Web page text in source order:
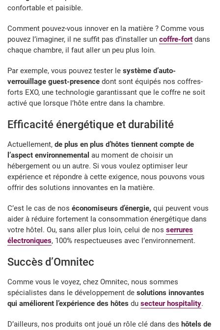
confortable et paisible.
Comment pouvez-vous innover en la matière ? Comme vous
pouvez l’imaginer, il ne suffit pas d’installer un coffre-fort dans
chaque chambre, il faut aller un peu plus loin.
Par exemple, vous pouvez tester le système d’auto-
verrouillage guest-presence dont sont équipés nos coffres-
forts EXO, une technologie garantissant que le coffre ne soit
activé que lorsque l’hôte entre dans la chambre.
Efficacité énergétique et durabilité
Actuellement, de plus en plus d’hôtes tiennent compte de
l’aspect environnemental au moment de choisir un
hébergement ou un autre. Si vous voulez optimiser leur
expérience et répondre à cette exigence, nous pouvons vous
offrir des solutions innovantes en la matière.
C’est le cas de nos économiseurs d’énergie, qui peuvent vous
aider à réduire fortement la consommation énergétique dans
votre hôtel. Ou, sans aller plus loin, celui de nos serrures
électroniques, 100% respectueuses avec l’environnement.
Succès d’Omnitec
Comme vous le voyez, chez Omnitec, nous sommes
spécialistes dans le développement de solutions innovantes
qui améliorent l’expérience des hôtes du secteur hospitality.
D’ailleurs, nos produits ont joué un rôle clé dans des hôtels de